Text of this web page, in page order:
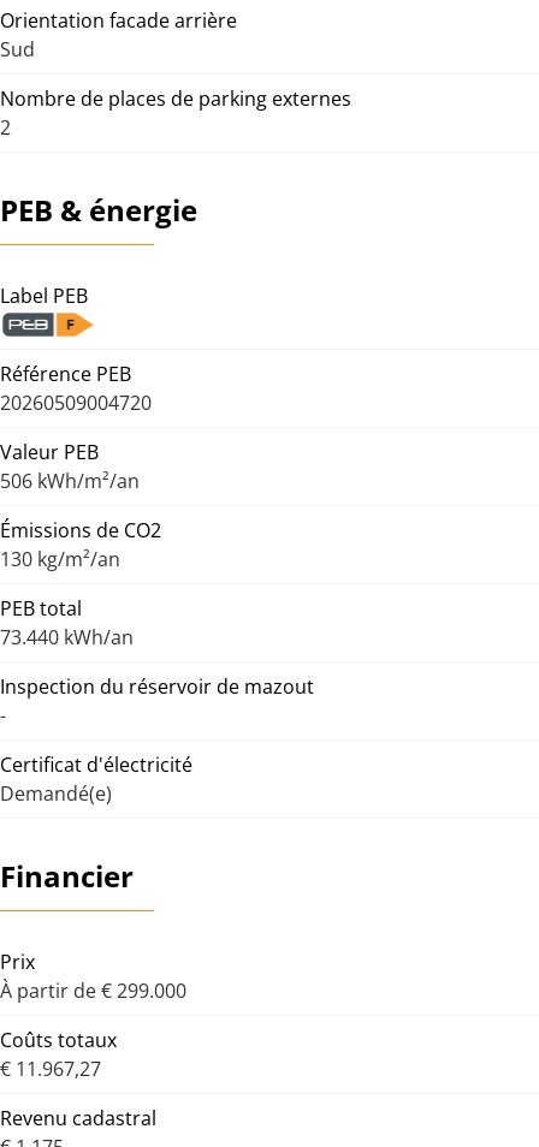
Orientation facade arrière
Sud
Nombre de places de parking externes
2
PEB & énergie
Label PEB
Référence PEB
20260509004720
Valeur PEB
506 kWh/m²/an
Émissions de CO2
130 kg/m²/an
PEB total
73.440 kWh/an
Inspection du réservoir de mazout
-
Certificat d'électricité
Demandé(e)
Financier
Prix
À partir de € 299.000
Coûts totaux
€ 11.967,27
Revenu cadastral